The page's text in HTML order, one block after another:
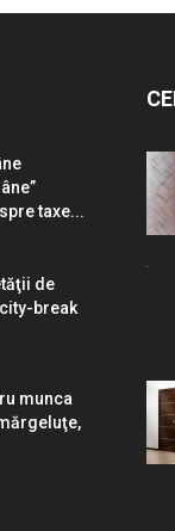
taxe...
de
break
munca